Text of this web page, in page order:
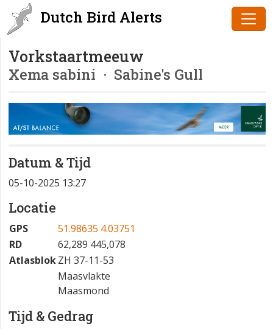
Dutch Bird Alerts
Vorkstaartmeeuw
Xema sabini · Sabine's Gull
Datum & Tijd
05-10-2025 13:27
Locatie
GPS
51.98635 4.03751
RD
62,289 445,078
AtlasblokZH 37-11-53
Maasvlakte
Maasmond
Tijd & Gedrag